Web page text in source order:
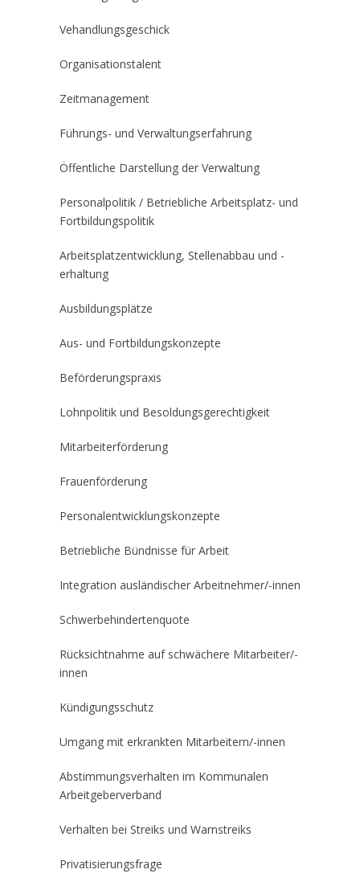
Vehandlungsgeschick
Organisationstalent
Zeitmanagement
Führungs- und Verwaltungserfahrung
Öffentliche Darstellung der Verwaltung
Personalpolitik / Betriebliche Arbeitsplatz- und
Fortbildungspolitik
Arbeitsplatzentwicklung, Stellenabbau und -
erhaltung
Ausbildungsplätze
Aus- und Fortbildungskonzepte
Beförderungspraxis
Lohnpolitik und Besoldungsgerechtigkeit
Mitarbeiterförderung
Frauenförderung
Personalentwicklungskonzepte
Betriebliche Bündnisse für Arbeit
Integration ausländischer Arbeitnehmer/-innen
Schwerbehindertenquote
Rücksichtnahme auf schwächere Mitarbeiter/-
innen
Kündigungsschutz
Umgang mit erkrankten Mitarbeitern/-innen
Abstimmungsverhalten im Kommunalen
Arbeitgeberverband
Verhalten bei Streiks und Warnstreiks
Privatisierungsfrage